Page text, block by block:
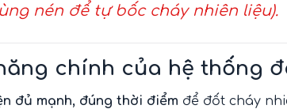
nén để tự bốc cháy nhiên liệu).
chính của hệ thống
đủ mạnh, đúng thời điểm để đốt cháy